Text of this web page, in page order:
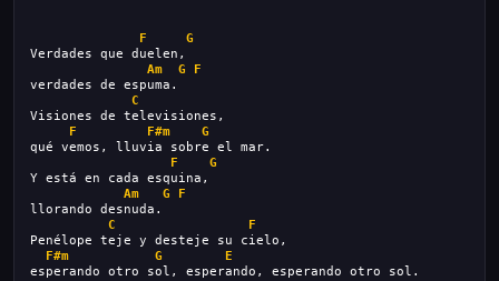
F
G
Verdades que duelen,
Am
G
F
verdades de espuma.
C
Visiones de televisiones,
F
F#m
G
qué vemos, lluvia sobre el mar.
F
G
Y está en cada esquina,
Am
G
F
llorando desnuda.
C
F
Penélope teje y desteje su cielo,
F#m
G
E
esperando otro sol, esperando, esperando otro sol.